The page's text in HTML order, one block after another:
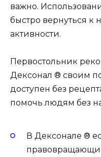
важно.
быстро вернуться
активности.
Первостольник
Дексонал ® своим
доступен без
помочь людям без
В Дексонале ®